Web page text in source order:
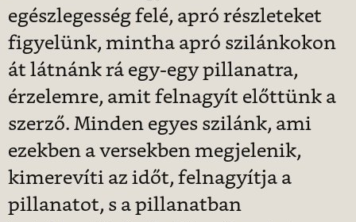
egészlegesség felé, apró részleteket
figyelünk, mintha apró szilánkokon
át látnánk rá egy-egy pillanatra,
érzelemre, amit felnagyít előttünk a
szerző. Minden egyes szilánk, ami
ezekben a versekben megjelenik,
kimerevíti az időt, felnagyítja a
pillanatot, s a pillanatban